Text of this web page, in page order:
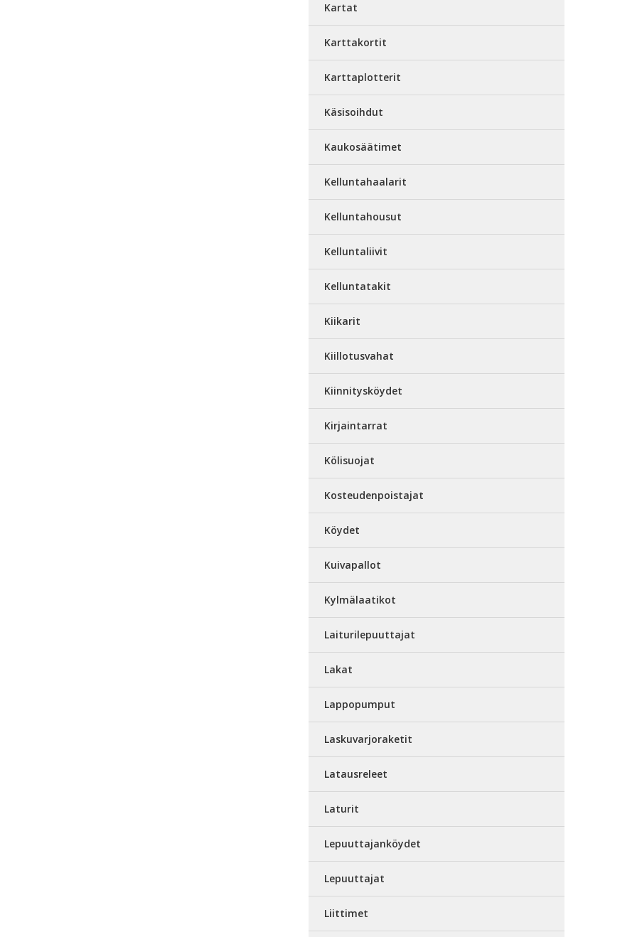
Kartat
Karttakortit
Karttaplotterit
Käsisoihdut
Kaukosäätimet
Kelluntahaalarit
Kelluntahousut
Kelluntaliivit
Kelluntatakit
Kiikarit
Kiillotusvahat
Kiinnitysköydet
Kirjaintarrat
Kölisuojat
Kosteudenpoistajat
Köydet
Kuivapallot
Kylmälaatikot
Laiturilepuuttajat
Lakat
Lappopumput
Laskuvarjoraketit
Latausreleet
Laturit
Lepuuttajanköydet
Lepuuttajat
Liittimet